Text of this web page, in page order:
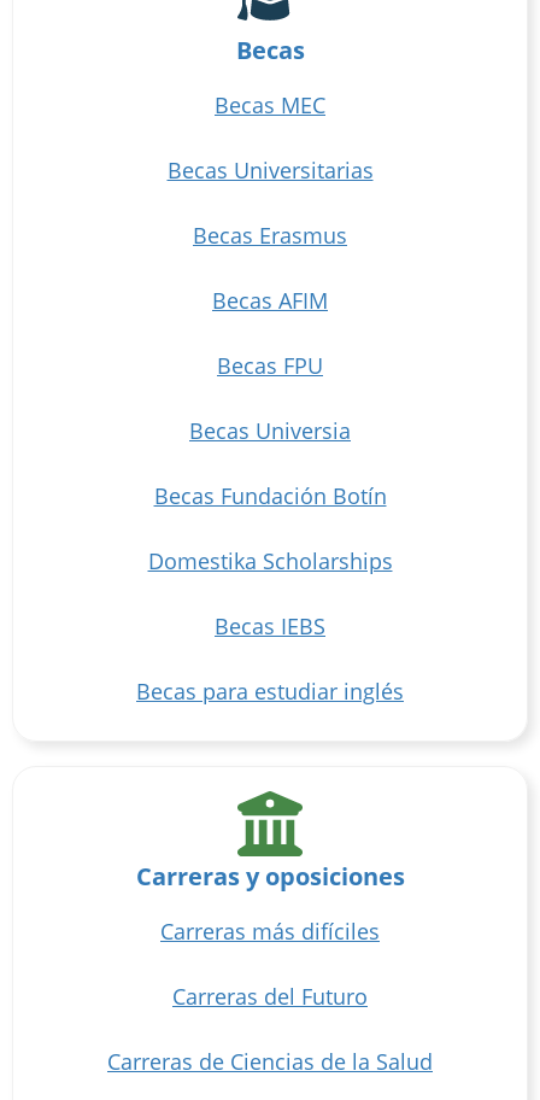
Becas
Becas MEC
Becas Universitarias
Becas Erasmus
Becas AFIM
Becas FPU
Becas Universia
Becas Fundación Botín
Domestika Scholarships
Becas IEBS
Becas para estudiar inglés
Carreras y oposiciones
Carreras más difíciles
Carreras del Futuro
Carreras de Ciencias de la Salud